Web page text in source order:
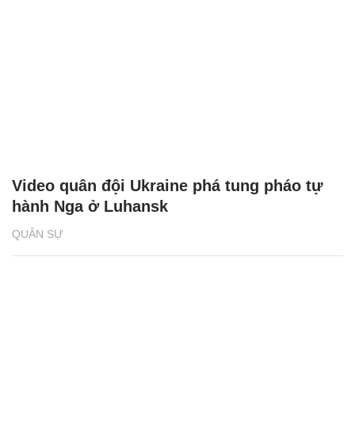
QUÂN SỰ
Video quân đội Ukraine phá tung pháo tự
hành Nga ở Luhansk